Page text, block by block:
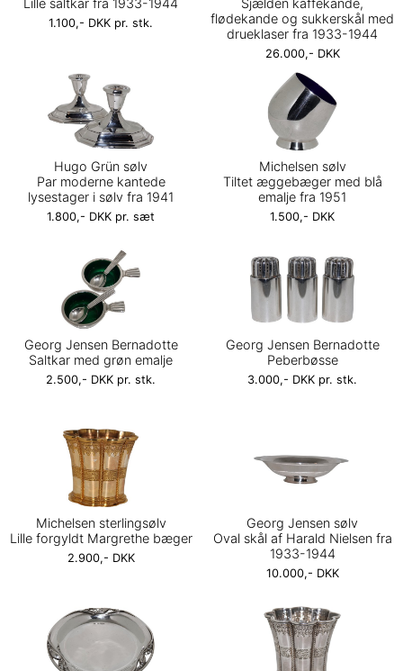
1.100,- DKK pr. stk.
flødekande og sukkerskål med
drueklaser fra 1933-1944
26.000,- DKK
Hugo Grün sølv
Par moderne kantede
lysestager i sølv fra 1941
1.800,- DKK pr. sæt
Michelsen sølv
Tiltet æggebæger med blå
emalje fra 1951
1.500,- DKK
Georg Jensen Bernadotte
Saltkar med grøn emalje
2.500,- DKK pr. stk.
Georg Jensen Bernadotte
Peberbøsse
3.000,- DKK pr. stk.
Michelsen sterlingsølv
Lille forgyldt Margrethe bæger
2.900,- DKK
Georg Jensen sølv
Oval skål af Harald Nielsen fra
1933-1944
10.000,- DKK